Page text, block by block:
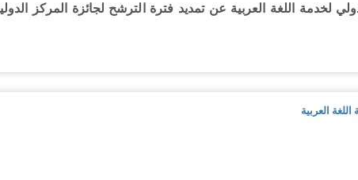
لخدمة اللغة العربية عن تمديد فترة الترشح لجائزة المركز
العربية